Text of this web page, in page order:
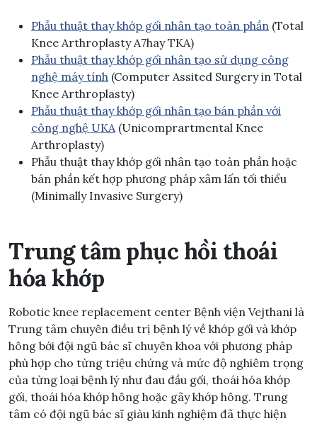
Phẫu thuật thay khớp gối nhân tạo toàn phần (Total
Knee Arthroplasty A7hay TKA)
Phẫu thuật thay khớp gối nhân tạo sử dụng công
nghệ máy tính (Computer Assited Surgery in Total
Knee Arthroplasty)
Phẫu thuật thay khớp gối nhân tạo bán phần với
công nghệ UKA(Unicomprartmental Knee
Arthroplasty)
Phẫu thuật thay khớp gối nhân tạo toàn phần hoặc
bán phần kết hợp phương pháp xâm lấn tối thiểu
(Minimally Invasive Surgery)
Trung tâm phục hồi thoái
hóa khớp
Robotic knee replacement center Bệnh viện Vejthani là
Trung tâm chuyên điều trị bệnh lý về khớp gối và khớp
hông bới đội ngũ bác sĩ chuyên khoa với phương pháp
phù hợp cho từng triệu chứng và mức độ nghiêm trọng
của từng loại bệnh lý như đau đầu gối, thoái hóa khớp
gối, thoái hóa khớp hông hoặc gãy khớp hông. Trung
tâm có đội ngũ bác sĩ giàu kinh nghiệm đã thực hiện